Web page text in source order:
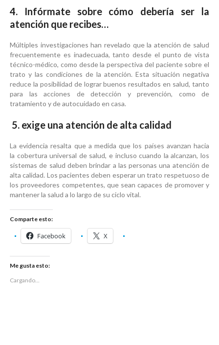
4. Infórmate sobre cómo debería ser la
atención que recibes…
Múltiples investigaciones han revelado que la atención de salud
frecuentemente es inadecuada, tanto desde el punto de vista
técnico-médico, como desde la perspectiva del paciente sobre el
trato y las condiciones de la atención. Esta situación negativa
reduce la posibilidad de lograr buenos resultados en salud, tanto
para las acciones de detección y prevención, como de
tratamiento y de autocuidado en casa.
5. exige una atención de alta calidad
La evidencia resalta que a medida que los países avanzan hacia
la cobertura universal de salud, e incluso cuando la alcanzan, los
sistemas de salud deben brindar a las personas una atención de
alta calidad. Los pacientes deben esperar un trato respetuoso de
los proveedores competentes, que sean capaces de promover y
mantener la salud a lo largo de su ciclo vital.
Comparte esto:
Facebook X
Me gusta esto:
Cargando...